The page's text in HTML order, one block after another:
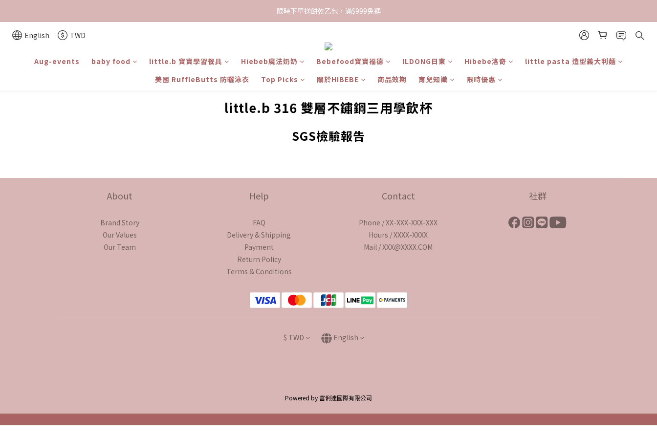
限時下單送餅乾乙包，滿$999免運
限時下單送餅乾乙包，滿$999免運
English TWD
Aug-events baby food little.b 寶寶學習餐具 Hiebeb魔法奶奶 Bebefood寶寶福德 ILDONG日東 Hibebe洛奇
little pasta 造型義大利麵
美國 RuffleButts 防曬泳衣
Top Picks 關於HIBEBE 商品效期 育兒知識 限時優惠
little.b 316 雙層不鏽鋼三用學飲杯
SGS檢驗報告
About
Brand Story
Our Values
Our Team
Help
FAQ
Delivery & Shipping
Payment
Return Policy
Terms & Conditions
Contact
Phone / XX-XXX-XXX-XXX
Hours / XXXX-XXXX
Mail / XXX@XXXX.COM
社群
$ TWD English
Powered by 富俐達國際有限公司